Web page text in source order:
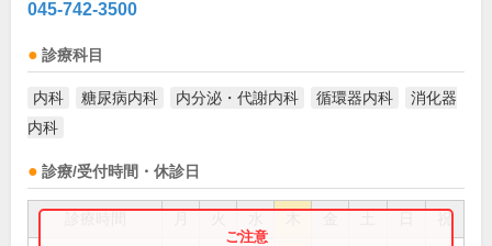
045-742-3500
診療科目
内科 糖尿病内科 内分泌・代謝内科 循環器内科
消化器
内科
診療/受付時間・休診日
祝